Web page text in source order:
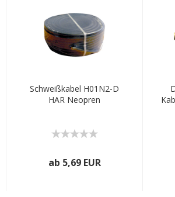
Schweißkabel H01N2-D
HAR Neopren
ab 5,69 EUR